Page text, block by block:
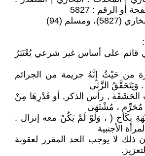
أو الرقم : 5827
ومسلم (94)
قائم على أساس غير شرعي يُعْتَبَرُ
من حَيْثُ إِنَّهُ جريمة من الجرائم
. وَيَتَحَقَّقُ الزَّنَى
الحَشَفَة , رأس الذكر, أو قَدْرِهَا مِنْ
، مُشْتَهَى
نِكَاح ( ، وَلَوْ لَمْ يَكُنْ معه إنزال .
الأجنبية
ذلك لا يوجب الحد المقرر لعقوبة